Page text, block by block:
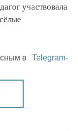
участвовала
в
Telegram-